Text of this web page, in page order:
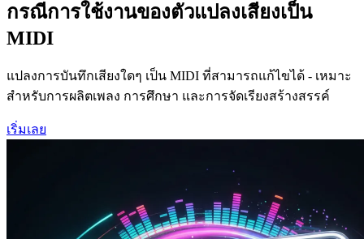
กรณีการใช้งานของตัวแปลงเสียงเป็น
MIDI
แปลงการบันทึกเสียงใดๆ เป็น MIDI ที่สามารถแก้ไขได้ - เหมาะ
สำหรับการผลิตเพลง การศึกษา และการจัดเรียงสร้างสรรค์
เริ่มเลย